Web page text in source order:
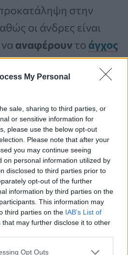
My Personal
sale, sharing to third parties, or
or sensitive information for
please use the below opt-out
Please note that after your
you may continue seeing
on personal information utilized by
disclosed to third parties prior to
opt-out of the further
information by third parties on the
This information may
third parties on the IAB’s List of
that may further disclose it to other
Opt Outs
στην
οι άνδρες είναι
αναφέρουν το άγχος
Παρ’ όλα αυτά, τα
παραμένουν
υπόψη αυτή η
και τα μοναχοπαίδια
και 48% από δύο
– Ποια είναι